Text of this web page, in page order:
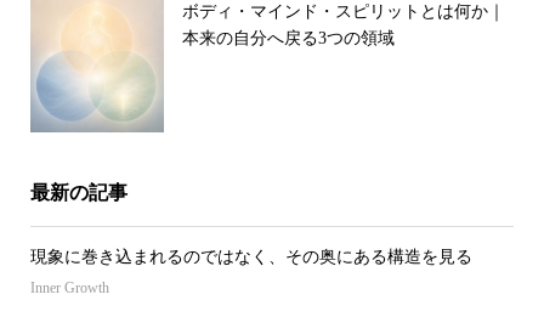
ボディ・マインド・スピリットとは何か｜
本来の自分へ戻る3つの領域
最新の記事
現象に巻き込まれるのではなく、その奥にある構造を見る
Inner Growth